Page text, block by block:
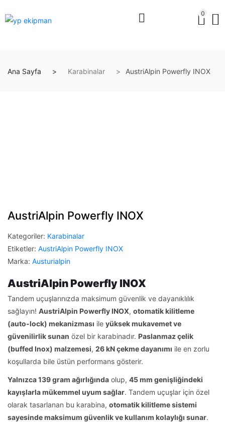
0
Ana Sayfa Karabinalar AustriAlpin Powerfly INOX
AustriAlpin Powerfly INOX
Kategoriler: Karabinalar
Etiketler: AustriAlpin Powerfly INOX
Marka: Austurialpin
AustriAlpin Powerfly INOX
Tandem uçuşlarınızda maksimum güvenlik ve dayanıklılık
sağlayın! AustriAlpin Powerfly INOX, otomatik kilitleme
(auto-lock) mekanizması ile yüksek mukavemet ve
güvenilirlik sunan özel bir karabinadır. Paslanmaz çelik
(buffed Inox) malzemesi, 26 kN çekme dayanımı ile en zorlu
koşullarda bile üstün performans gösterir.
Yalnızca 139 gram ağırlığında olup, 45 mm genişliğindeki
kayışlarla mükemmel uyum sağlar. Tandem uçuşlar için özel
olarak tasarlanan bu karabina, otomatik kilitleme sistemi
sayesinde maksimum güvenlik ve kullanım kolaylığı sunar.